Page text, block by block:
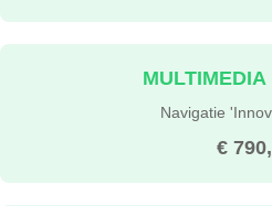
€
Navigatie